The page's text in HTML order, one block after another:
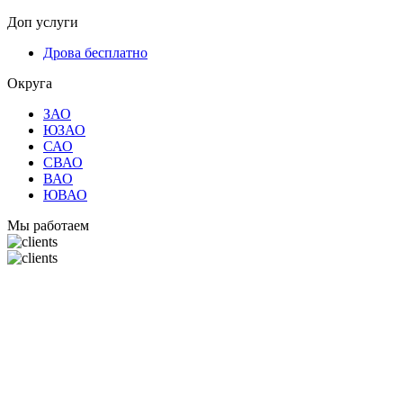
Доп услуги
Дрова бесплатно
Округа
ЗАО
ЮЗАО
САО
СВАО
ВАО
ЮВАО
Мы работаем